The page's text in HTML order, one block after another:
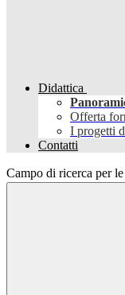
Didattica
Offerta
I progetti
Contatti
Campo di ricerca per